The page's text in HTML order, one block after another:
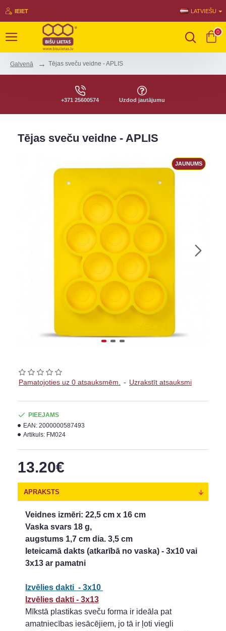
IEIET LATVIEŠU
0
Galvenā Tējas sveču veidne - APLIS
+371 25600574 Uzdod jautājumu
Tējas sveču veidne - APLIS
JAUNUMS
Pamatojoties uz 0 atsauksmēm. - Uzrakstīt atsauksmi
13.20€
PIEEJAMS
EAN: 2000000587493
Artikuls: FM024
APRAKSTS
Veidnes izmēri: 22,5 cm x 16 cm
Vaska svars 18 g,
augstums 1,7 cm dia. 3,5 cm
Ieteicamā dakts (atkarībā no vaska) - 3x10 vai
3x13 ar pamatni
Izvēlies dakti - 3x10
Izvēlies dakti - 3x13
Mīkstā plastikas sveču forma ir ideāla pat
amatniecības iesācējiem, jo tā ir ļoti viegli